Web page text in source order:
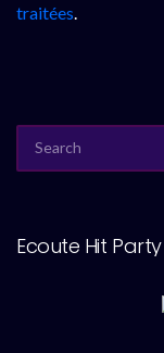
traitées.
FOR:
Ecoute Hit Party